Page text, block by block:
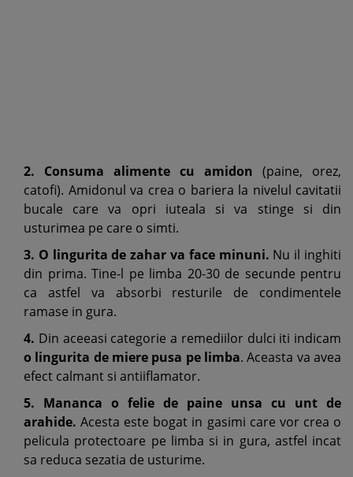
2. Consuma alimente cu amidon (paine, orez,
catofi). Amidonul va crea o bariera la nivelul cavitatii
bucale care va opri iuteala si va stinge si din
usturimea pe care o simti.
3. O lingurita de zahar va face minuni. Nu il inghiti
din prima. Tine-l pe limba 20-30 de secunde pentru
ca astfel va absorbi resturile de condimentele
ramase in gura.
4. Din aceeasi categorie a remediilor dulci iti indicam
o lingurita de miere pusa pe limba. Aceasta va avea
efect calmant si antiiflamator.
5. Mananca o felie de paine unsa cu unt de
arahide. Acesta este bogat in gasimi care vor crea o
pelicula protectoare pe limba si in gura, astfel incat
sa reduca sezatia de usturime.